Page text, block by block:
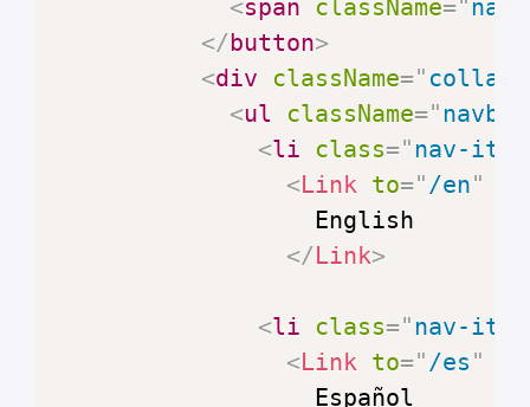
<span className="
</button>
<div className="
<ul className="
<li class=" nav-item
<Link to=" /en"
</Link>
<li class=" nav-item
<Link to=" /es "